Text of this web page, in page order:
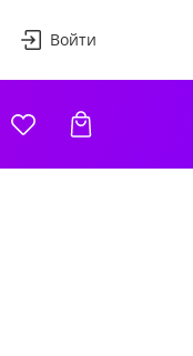
Войти